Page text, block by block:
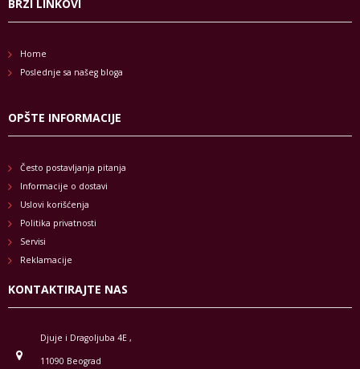
BRZI LINKOVI
Home
Poslednje sa našeg bloga
OPŠTE INFORMACIJE
Često postavljanja pitanja
Informacije o dostavi
Uslovi korišćenja
Politika privatnosti
Servisi
Reklamacije
KONTAKTIRAJTE NAS
Djuje i Dragoljuba 4E ,
11090 Beograd